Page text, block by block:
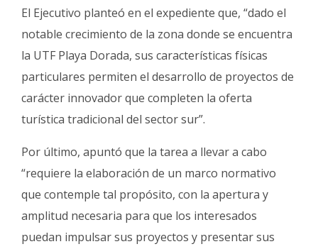
El Ejecutivo planteó en el expediente que, “dado el
notable crecimiento de la zona donde se encuentra
la UTF Playa Dorada, sus características físicas
particulares permiten el desarrollo de proyectos de
carácter innovador que completen la oferta
turística tradicional del sector sur”.
Por último, apuntó que la tarea a llevar a cabo
“requiere la elaboración de un marco normativo
que contemple tal propósito, con la apertura y
amplitud necesaria para que los interesados
puedan impulsar sus proyectos y presentar sus